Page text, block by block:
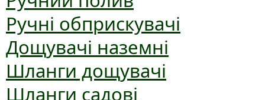
Ручні обприскувачі
Дощувачі наземні
Шланги дощувачі
Шланги садові